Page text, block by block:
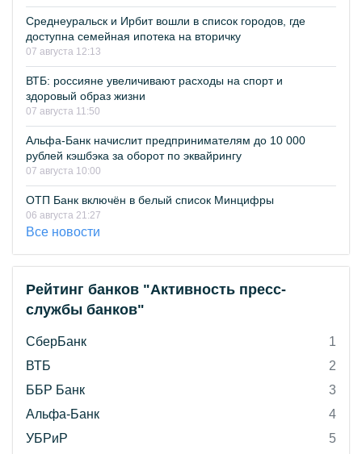
Среднеуральск и Ирбит вошли в список городов, где
доступна семейная ипотека на вторичку
07 августа 12:13
ВТБ: россияне увеличивают расходы на спорт и
здоровый образ жизни
07 августа 11:50
Альфа-Банк начислит предпринимателям до 10 000
рублей кэшбэка за оборот по эквайрингу
07 августа 10:00
ОТП Банк включён в белый список Минцифры
06 августа 21:27
Все новости
Рейтинг банков "Активность пресс-
службы банков"
СберБанк
1
ВТБ
2
ББР Банк
3
Альфа-Банк
4
УБРиР
5